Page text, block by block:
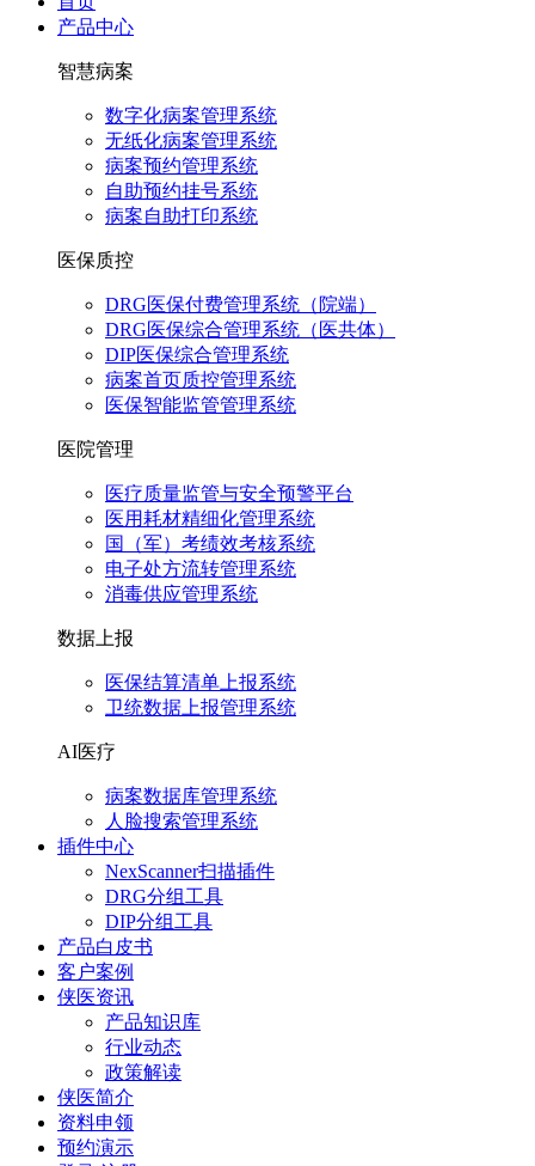
产品中心
智慧病案
数字化病案管理系统
无纸化病案管理系统
病案预约管理系统
自助预约挂号系统
病案自助打印系统
医保质控
DRG医保付费管理系统（院端）
DRG医保综合管理系统（医共体）
DIP医保综合管理系统
病案首页质控管理系统
医保智能监管管理系统
医院管理
医疗质量监管与安全预警平台
医用耗材精细化管理系统
国（军）考绩效考核系统
电子处方流转管理系统
消毒供应管理系统
数据上报
医保结算清单上报系统
卫统数据上报管理系统
AI医疗
病案数据库管理系统
人脸搜索管理系统
插件中心
NexScanner扫描插件
DRG分组工具
DIP分组工具
产品白皮书
客户案例
侠医资讯
产品知识库
行业动态
政策解读
侠医简介
资料申领
预约演示